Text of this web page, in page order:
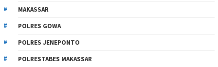
MAKASSAR
POLRES GOWA
POLRES JENEPONTO
POLRESTABES MAKASSAR